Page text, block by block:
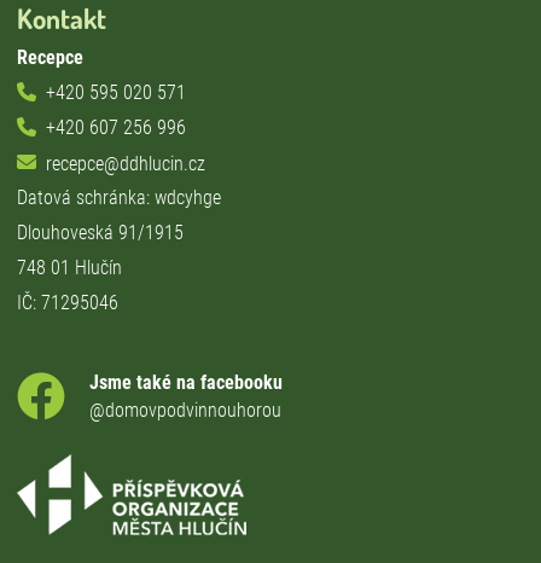
Kontakt
Recepce
+420 595 020 571
+420 607 256 996
recepce@ddhlucin.cz
Datová schránka: wdcyhge
Dlouhoveská 91/1915
748 01 Hlučín
IČ: 71295046
Jsme také na facebooku
@domovpodvinnouhorou